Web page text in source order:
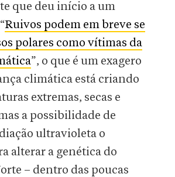
que deu início a um
Ruivos podem em breve se
polares como vítimas da
”, o que é um exagero
climática está criando
extremas, secas e
a possibilidade de
ultravioleta o
alterar a genética do
– dentro das poucas